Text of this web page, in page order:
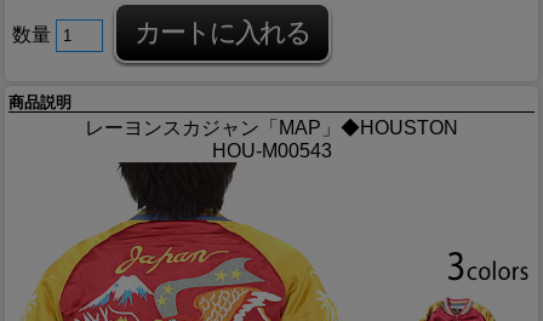
数量
商品説明
レーヨンスカジャン「MAP」◆HOUSTON
HOU-M00543